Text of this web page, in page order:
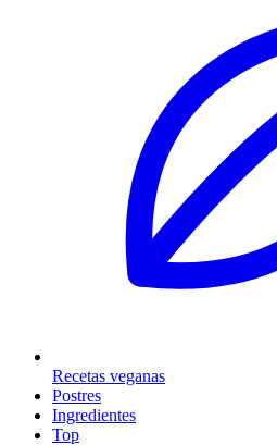
Recetas veganas
Postres
Ingredientes
Top